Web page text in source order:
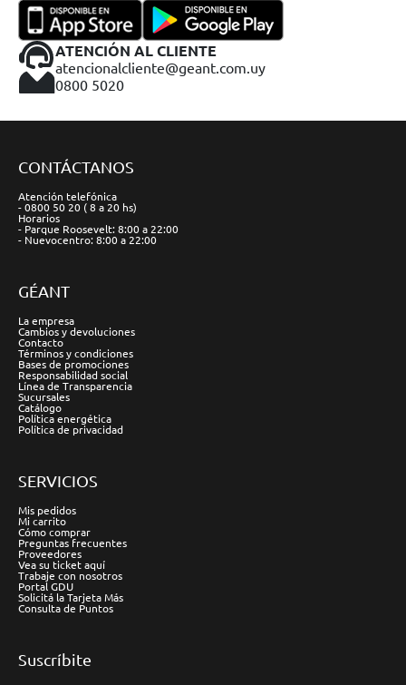
ATENCIÓN AL CLIENTE
atencionalcliente@geant.com.uy
0800 5020
CONTÁCTANOS
Atención telefónica
- 0800 50 20 ( 8 a 20 hs)
Horarios
- Parque Roosevelt: 8:00 a 22:00
- Nuevocentro: 8:00 a 22:00
GÉANT
La empresa
Cambios y devoluciones
Contacto
Términos y condiciones
Bases de promociones
Responsabilidad social
Línea de Transparencia
Sucursales
Catálogo
Política energética
Política de privacidad
SERVICIOS
Mis pedidos
Mi carrito
Cómo comprar
Preguntas frecuentes
Proveedores
Vea su ticket aquí
Trabaje con nosotros
Portal GDU
Solicitá la Tarjeta Más
Consulta de Puntos
Suscríbite